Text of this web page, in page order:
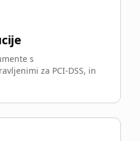
s
za PCI-DSS, in